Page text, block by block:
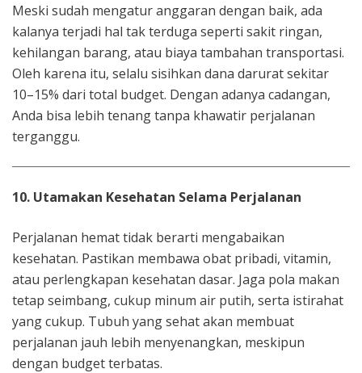
Meski sudah mengatur anggaran dengan baik, ada
kalanya terjadi hal tak terduga seperti sakit ringan,
kehilangan barang, atau biaya tambahan transportasi.
Oleh karena itu, selalu sisihkan dana darurat sekitar
10–15% dari total budget. Dengan adanya cadangan,
Anda bisa lebih tenang tanpa khawatir perjalanan
terganggu.
10. Utamakan Kesehatan Selama Perjalanan
Perjalanan hemat tidak berarti mengabaikan
kesehatan. Pastikan membawa obat pribadi, vitamin,
atau perlengkapan kesehatan dasar. Jaga pola makan
tetap seimbang, cukup minum air putih, serta istirahat
yang cukup. Tubuh yang sehat akan membuat
perjalanan jauh lebih menyenangkan, meskipun
dengan budget terbatas.